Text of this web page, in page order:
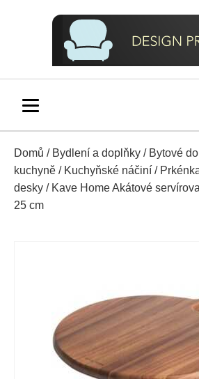
Domů / Bydlení a doplňky / Bytové
kuchyně / Kuchyňské náčiní /
desky / Kave Home Akátové
25 cm